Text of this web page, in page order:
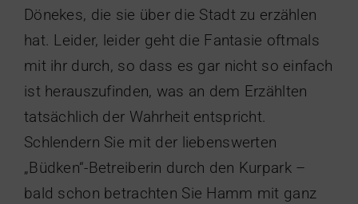
Dönekes, die sie über die Stadt zu erzählen
hat. Leider, leider geht die Fantasie oftmals
mit ihr durch, so dass es gar nicht so einfach
ist herauszufinden, was an dem Erzählten
tatsächlich der Wahrheit entspricht.
Schlendern Sie mit der liebenswerten
„Büdken“-Betreiberin durch den Kurpark –
bald schon betrachten Sie Hamm mit ganz